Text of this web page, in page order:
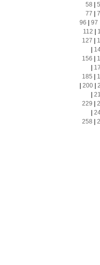
58
77
96
97
112
127
156
185
200|
229
258